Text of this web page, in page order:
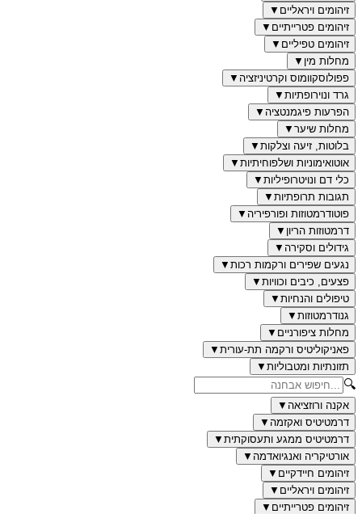
זיהומים ויראליים ▼
זיהומים פטרייתיים ▼
זיהומים טפיליים ▼
מחלות מין ▼
פפולוסקוומוס וקרטיניזציה ▼
גרד ונוירופתיות ▼
הפרעות פיגמנטציה ▼
מחלות שיער ▼
בלוטות, זיעה וצלקות ▼
אוטואימוניות ושלפוחיתיות ▼
כלי דם ונויטרופיליות ▼
תגובות תרופתיות ▼
פוטודרמטוזות ופורפיריה ▼
דרמטוזות הריון ▼
גידולים וסקירה ▼
נגעים שפירים ורקמות רכות ▼
פצעים, כיבים וכוויות ▼
טיפולים והנחיות ▼
גנודרמטוזות ▼
מחלות ציפורניים ▼
פאניקוליטיס ורקמה תת-עורית ▼
תזונתיות ומטבוליות ▼
🔍
אקנה ורוזציאה ▼
דרמטיטיס ואקזמה ▼
דרמטיטיס ממגע ותעסוקתית ▼
אורטיקריה ואנגיואדמה ▼
זיהומים חיידקיים ▼
זיהומים ויראליים ▼
זיהומים פטרייתיים ▼